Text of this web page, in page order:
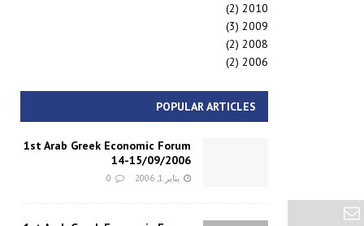
2010
(2)
2009
(3)
2008
(2)
2006
(2)
POPULAR ARTICLES
1st Arab Greek Economic Forum
14-15/09/2006
يناير 1, 2006 0